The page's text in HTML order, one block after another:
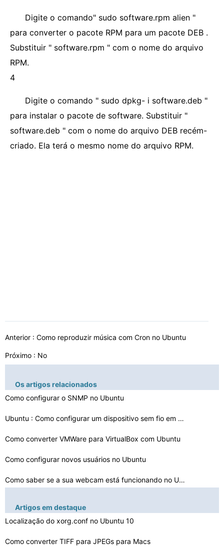
Digite o comando" sudo software.rpm alien "
para converter o pacote RPM para um pacote DEB .
Substituir " software.rpm " com o nome do arquivo
RPM.
4
Digite o comando " sudo dpkg- i software.deb "
para instalar o pacote de software. Substituir "
software.deb " com o nome do arquivo DEB recém-
criado. Ela terá o mesmo nome do arquivo RPM.
Anterior : Como reproduzir música com Cron no Ubuntu
Próximo : No
Os artigos relacionados
Como configurar o SNMP no Ubuntu
Ubuntu : Como configurar um dispositivo sem fio em um A…
Como converter VMWare para VirtualBox com Ubuntu
Como configurar novos usuários no Ubuntu
Como saber se a sua webcam está funcionando no Ubuntu
Como instalar um modem Comcast no Ubuntu
Definindo um Alias ​​no Ubuntu
Artigos em destaque
Localização do xorg.conf no Ubuntu 10
Como converter TIFF para JPEGs para Macs